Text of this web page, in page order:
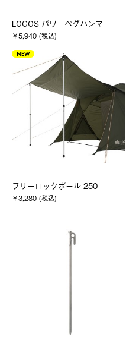
LOGOS パワーペグハンマー
￥5,940 (税込)
NEW
フリーロックポール 250
￥3,280 (税込)